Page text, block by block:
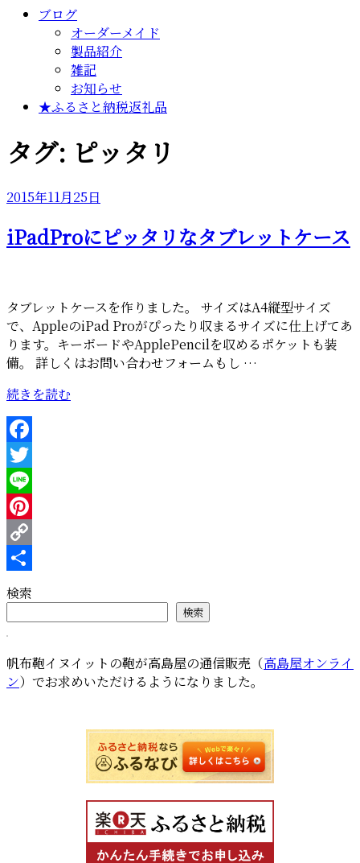
ブログ
オーダーメイド
製品紹介
雑記
お知らせ
★ふるさと納税返礼品
タグ: ピッタリ
投
日:
2015年11月25日
iPadProにピッタリなタブレットケース
タブレットケースを作りました。 サイズはA4縦型サイズ
で、AppleのiPad Proがぴったり収まるサイズに仕上げてあ
ります。キーボードやApplePencilを収めるポケットも装
備。 詳しくはお問い合わせフォームもし …
“iPadPro
に
ピ
ッ
タ
リ
な
タ
ブ
レ
ト
ー
の
続きを読む
Facebook
Twitter
Line
Pinterest
Copy
Link
共
有
検索
検索
帆布鞄イヌイットの鞄が高島屋の通信販売（高島屋オンライ
ン）でお求めいただけるようになりました。